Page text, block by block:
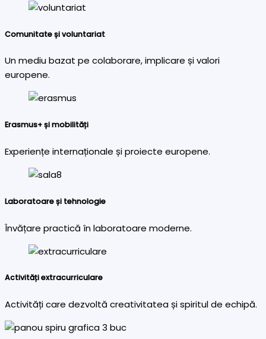
Comunitate și voluntariat
Un mediu bazat pe colaborare, implicare și valori
europene.
Erasmus+ și mobilități
Experiențe internaționale și proiecte europene.
Laboratoare și tehnologie
Învățare practică în laboratoare moderne.
Activități extracurriculare
Activități care dezvoltă creativitatea și spiritul de echipă.